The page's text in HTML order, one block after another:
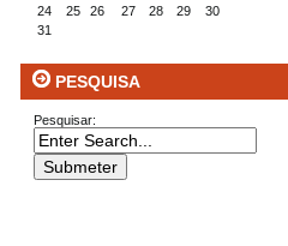
24
25 26 27 28 29
30
31
PESQUISA
Pesquisar: